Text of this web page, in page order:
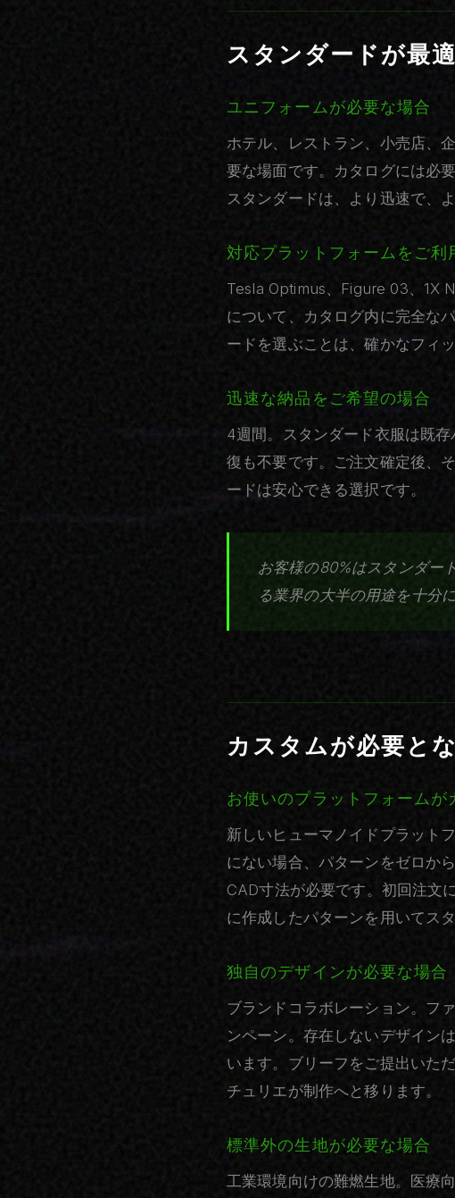
スタンダードが最
ユニフォームが必要な場合
ホテル、レストラン、小売店、
要な場面です。カタログには必
スタンダードは、より迅速で、
対応プラットフォームをご利
Tesla Optimus、Figure 03、1X
について、カタログ内に完全な
ードを選ぶことは、確かなフィ
迅速な納品をご希望の場合
4週間。スタンダード衣服は既
復も不要です。ご注文確定後、
ードは安心できる選択です。
お客様の80%はスタンダー
る業界の大半の用途を十分
カスタムが必要と
お使いのプラットフォームが
新しいヒューマノイドプラット
にない場合、パターンをゼロか
CAD寸法が必要です。初回注文
に作成したパターンを用いてス
独自のデザインが必要な場合
ブランドコラボレーション。フ
ンペーン。存在しないデザイン
います。ブリーフをご提出いた
チュリエが制作へと移ります。
標準外の生地が必要な場合
工業環境向けの難燃生地。医療